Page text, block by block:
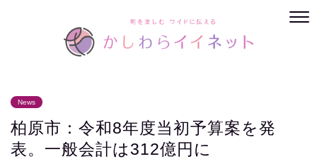
News
柏原市：令和8年度当初予算案を発
表。一般会計は312億円に